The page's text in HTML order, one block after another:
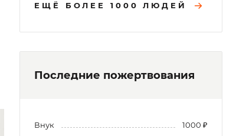
ЕЩЁ БОЛЕЕ 1000 ЛЮДЕЙ
Последние пожертвования
Внук
1000 ₽